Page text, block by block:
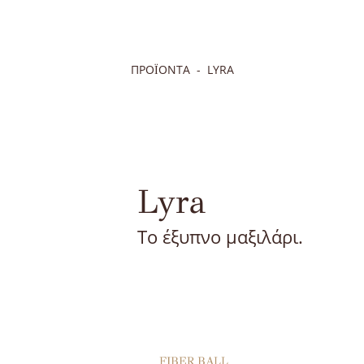
ΠΡΟΪΟΝΤΑ LYRA
Lyra
To έξυπνο μαξιλάρι.
FIBER BALL